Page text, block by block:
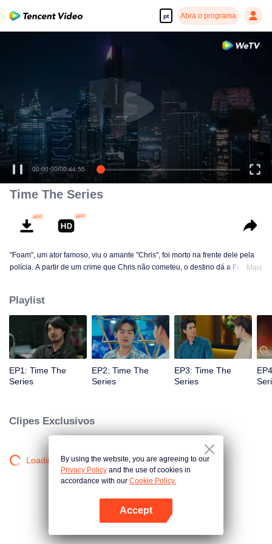
pt Abra o programa
Abra o programa
00:00:00/00:44:55
Time The Series
"Foam", um ator famoso, viu o amante "Chris", foi morto na frente dele pela
polícia. A partir de um crime que Chris não cometeu, o destino dá a Foam a
que pode viajar no tempo para "Foam, "Será que Foam será capaz de
consertar o passado e salvar a vida de um amante? Só o tempo irá provar
Mais
Playlist
EP1: Time The
Series
EP2: Time The
Series
EP3: Time The
Series
Clipes Exclusivos
Loading…By using the website, you are agreeing to our
Privacy Policy and the use of cookies in
accordance with our Cookie Policy.
Accept